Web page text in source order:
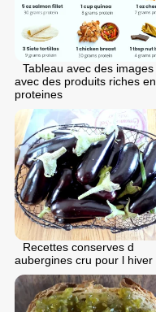
Tableau avec des images
avec des produits riches en
proteines
Recettes conserves d
aubergines cru pour l hiver